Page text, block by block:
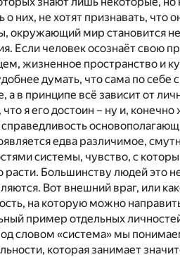
о них, не хотят признавать, что
окружающий мир становится
Если человек осознаёт свою
жизненное пространство и
думать, что сама по себе
в принципе всё зависит от
я его достоин – ну и,
едва различимое,
системы, чувство, с
расти. Большинству людей это
Вот внешний враг, или
на которую можно
пример отдельных
словом «система» мы
которая занимает